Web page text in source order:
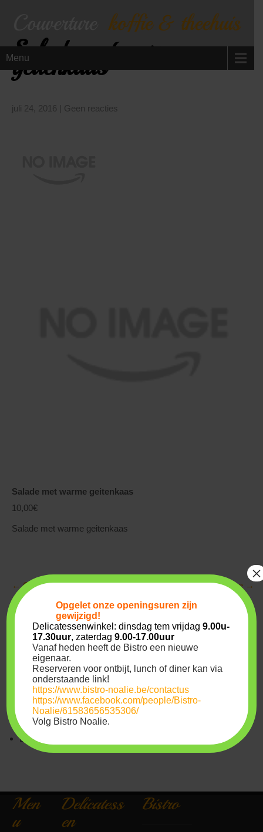
Menu
Salade met warme
geitenkaas
juli 24, 2016 Geen reacties
Salade met warme geitenkaas
10,00€
Salade met warme geitenkaas
Post
navigation
←Couvertureburger Kippenvidés met puree →
Archives
juli 2022
maart 2020
Meta
Login
Men
u
Delicatess
en
Bistro
Opgelet onzeopeningsuren zijn
gewijzigd!
Delicatessenwinkel: dinsdag tem vrijdag9.00u-
17.30uur, zaterdag9.00-17.00uur
Vanaf heden heeft de Bistro een nieuwe
eigenaar.
Reserveren voor ontbijt, lunch of diner kan via
onderstaande link!
https://www.bistro-noalie.be/contactus
https://www.facebook.com/people/Bistro-
Noalie/61583656535306/
Volg Bistro Noalie.
×